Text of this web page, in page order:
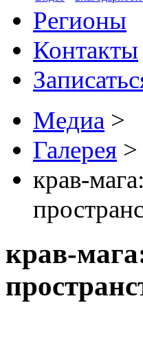
Регионы
Контакты
Медиа >
Галерея >
крав-
крав-